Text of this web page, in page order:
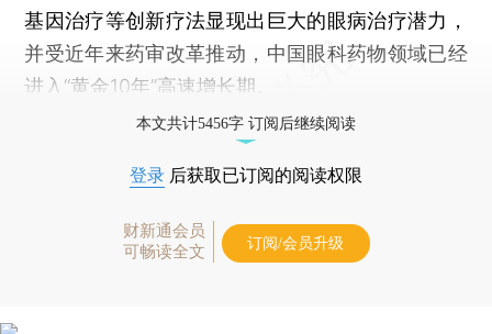
基因治疗等创新疗法显现出巨大的眼病治疗潜力，
并受近年来药审改革推动，中国眼科药物领域已经
进入“黄金10年”高速增长期。
本文共计5456字 订阅后继续阅读
登录 后获取已订阅的阅读权限
财新通会员
可畅读全文
订阅/会员升级